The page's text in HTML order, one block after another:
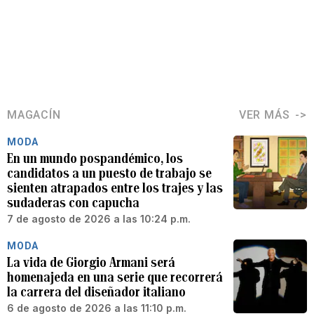
MAGACÍN VER MÁS
MODA
En un mundo pospandémico, los
candidatos a un puesto de trabajo se
sienten atrapados entre los trajes y las
sudaderas con capucha
7 de agosto de 2026 a las 10:24 p.m.
MODA
La vida de Giorgio Armani será
homenajeda en una serie que recorrerá
la carrera del diseñador italiano
6 de agosto de 2026 a las 11:10 p.m.